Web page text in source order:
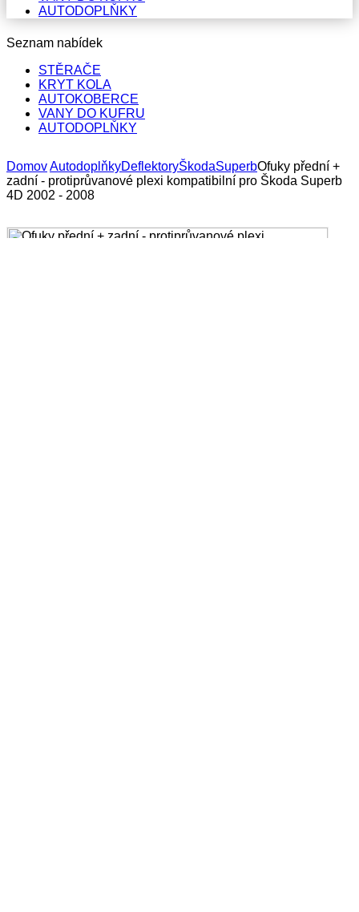
AUTODOPLŇKY
Seznam nabídek
STĚRAČE
KRYT KOLA
AUTOKOBERCE
VANY DO KUFRU
AUTODOPLŇKY
DomovAutodoplňkyDeflektoryŠkodaSuperbOfuky přední +
zadní - protiprůvanové plexi kompatibilní pro Škoda Superb
4D 2002 - 2008